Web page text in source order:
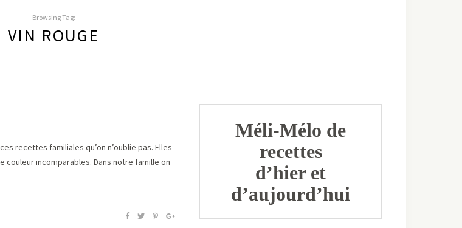
Browsing Tag:
VIN ROUGE
recettes familiales qu’on n’oublie pas. Elles
couleur incomparables. Dans notre famille on
Méli-Mélo de
recettes
d’hier et
d’aujourd’hui